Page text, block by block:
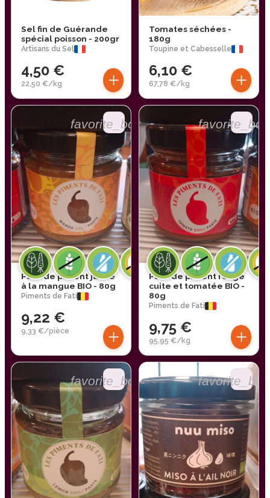
Sel fin de Guérande
spécial poisson - 200gr
Artisans du Sel
4,50 €
22,50 €/kg +
Tomates séchées -
180g
Toupine et Cabesselle
6,10 €
67,78 €/kg +
favorite_border
Pâte de piment jaune
à la mangue BIO - 80g
Piments de Fati
9,22 €
9,33 €/pièce +
Pâte de piment rouge
cuite et tomatée BIO -
80g
Piments de Fati
9,75 €
95,95 €/kg +
favorite_border